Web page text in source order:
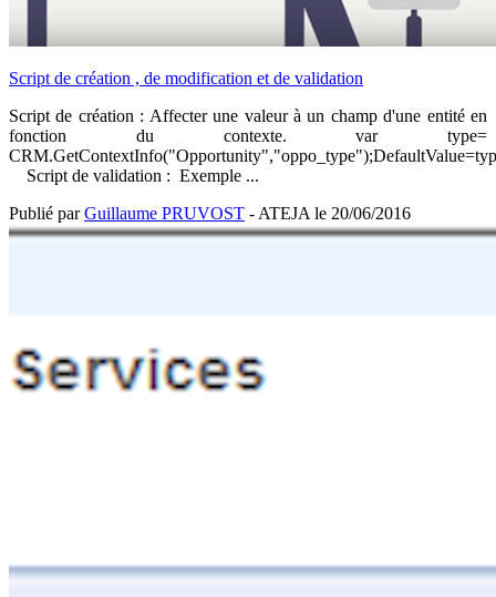
Script de création , de modification et de validation
Script de création : Affecter une valeur à un champ d'une entité en
fonction du contexte. var type=
Script de validation : Exemple ...
Publié parGuillaume PRUVOST - ATEJA le 20/06/2016